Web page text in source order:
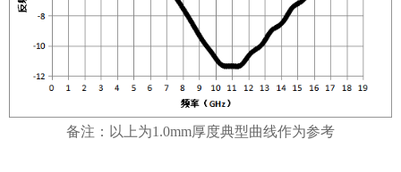
备注：以上为1.0mm厚度典型曲线作为参考